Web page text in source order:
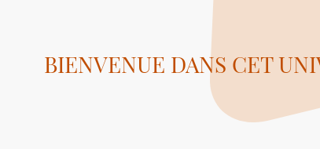
BIENVENUE DANS CET